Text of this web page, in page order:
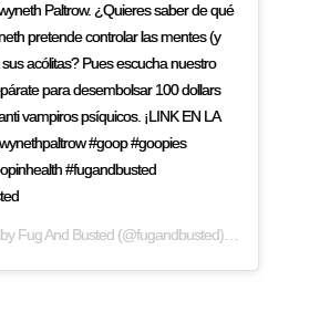
Paltrow. ¿Quieres saber de qué
pretende controlar las mentes (y
acólitas? Pues escucha nuestro
para desembolsar 100 dollars
vampiros psíquicos. ¡LINK EN LA
#goop #goopies
#fugandbusted
Fug And Busted(@fugandbusted) on